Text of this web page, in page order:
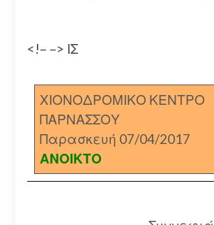
<!– –> ΙΣ
ΧΙΟΝΟΔΡΟΜΙΚΟ ΚΕΝΤΡΟ
ΠΑΡΝΑΣΣΟΥ
Παρασκευή 07/04/2017
ΑΝΟΙΚΤΟ